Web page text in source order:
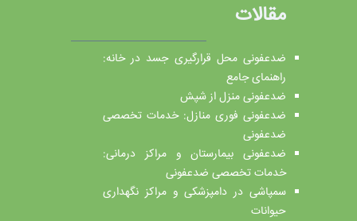
مقالات
ضدعفونی محل قرارگیری جسد در خانه:
راهنمای جامع
ضدعفونی منزل از شپش
ضدعفونی فوری منازل: خدمات تخصصی
ضدعفونی
ضدعفونی بیمارستان و مراکز درمانی:
خدمات تخصصی ضدعفونی
سمپاشی در دامپزشکی و مراکز نگهداری
حیوانات